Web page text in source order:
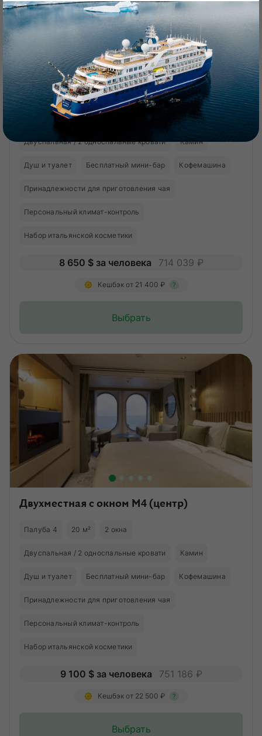
Двухместная с окном D4 (нос)
Палуба 4 20 м²
Двуспальная / 2 односпальные кровати Камин
Душ и туалет Бесплатный мини-бар Кофемашина
Принадлежности для приготовления чая
Персональный климат-контроль
Набор итальянской косметики
8 650 $ за человека 714 039 ₽
Кешбэк от 21 400 ₽ ?
Выбрать
Двухместная с окном M4 (центр)
Палуба 4 20 м² 2 окна
Двуспальная / 2 односпальные кровати Камин
Душ и туалет Бесплатный мини-бар Кофемашина
Принадлежности для приготовления чая
Персональный климат-контроль
Набор итальянской косметики
9 100 $ за человека 751 186 ₽
Кешбэк от 22 500 ₽ ?
Выбрать